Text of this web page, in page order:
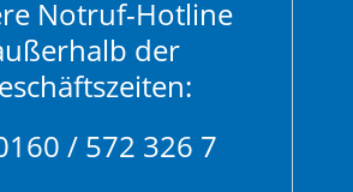
Notruf-Hotline
der
/ 572 326 7